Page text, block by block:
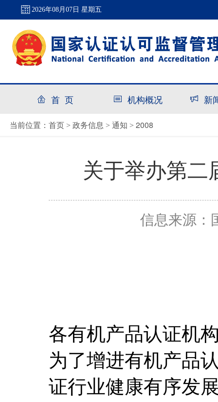
2026年08月07日 星期五
首 页 机构概况 新
当前位置： 首页 > 政务信息 > 通知 > 2008
关于举办第二
信息来源：
各有机产品认证机
为了增进有机产品
证行业健康有序发